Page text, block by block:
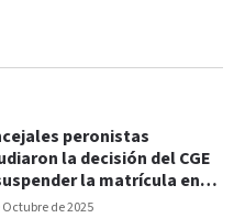
Octubre de 2025
peronistas
la decisión del CGE
la matrícula en
de barrio Macarone